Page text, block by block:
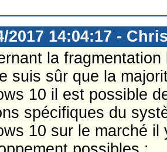
2017 14:04:17 -
la
suis sûr que la
10 il est possible
spécifiques du
10 sur le marché il